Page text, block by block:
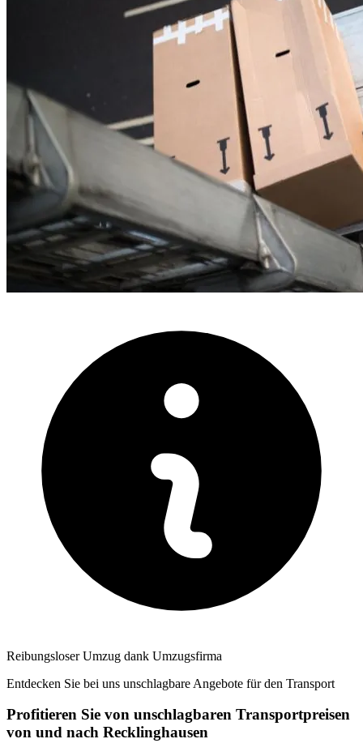
Reibungsloser Umzug dank Umzugsfirma
Entdecken Sie bei uns unschlagbare Angebote für den Transport
Profitieren Sie von unschlagbaren Transportpreisen
von und nach Recklinghausen